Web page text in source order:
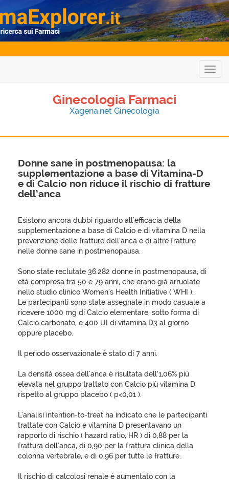
Ginecologia Farmaci
Xagena.net Ginecologia
Donne sane in postmenopausa: la
supplementazione a base di Vitamina-D
e di Calcio non riduce il rischio di fratture
dell’anca
Esistono ancora dubbi riguardo all'efficacia della
supplementazione a base di Calcio e di vitamina D nella
prevenzione delle fratture dell'anca e di altre fratture
nelle donne sane in postmenopausa.
Sono state reclutate 36.282 donne in postmenopausa, di
età compresa tra 50 e 79 anni, che erano già arruolate
nello studio clinico Women's Health Initiative ( WHI ).
Le partecipanti sono state assegnate in modo casuale a
ricevere 1000 mg di Calcio elementare, sotto forma di
Calcio carbonato, e 400 UI di vitamina D3 al giorno
oppure placebo.
Il periodo osservazionale è stato di 7 anni.
La densità ossea dell'anca è risultata dell’1,06% più
elevata nel gruppo trattato con Calcio più vitamina D,
rispetto al gruppo placebo ( p<0,01 ).
L'analisi intention-to-treat ha indicato che le partecipanti
trattate con Calcio e vitamina D presentavano un
rapporto di rischio ( hazard ratio, HR ) di 0,88 per la
frattura dell'anca, di 0,90 per la frattura clinica della
colonna vertebrale, e di 0,96 per tutte le fratture.
Il rischio di calcolosi renale è aumentato con la